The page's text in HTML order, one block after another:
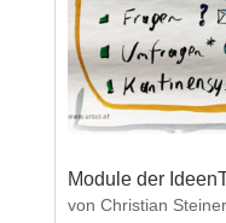
Module der
von Christian Steiner